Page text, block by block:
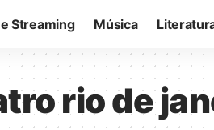
Streaming Música
rio de